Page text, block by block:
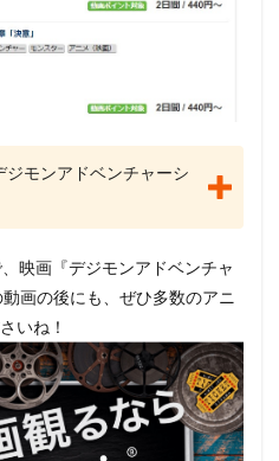
ジモンアドベンチャーシ
映画『デジモンアドベンチャ
画の後にも、ぜひ多数のアニ
いね！